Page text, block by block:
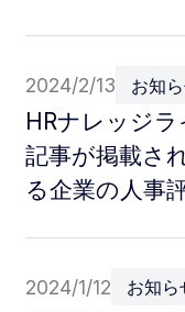
2024/2/13 お知
HRナレッジ
記事が掲載さ
る企業の人事
2024/1/12 お知ら